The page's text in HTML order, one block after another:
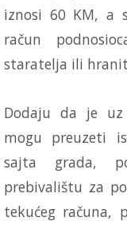
iznosi 60 KM, a
račun
staratelja ili
Dodaju da je
mogu preuzeti
sajta grada,
prebivalištu za
tekućeg računa,